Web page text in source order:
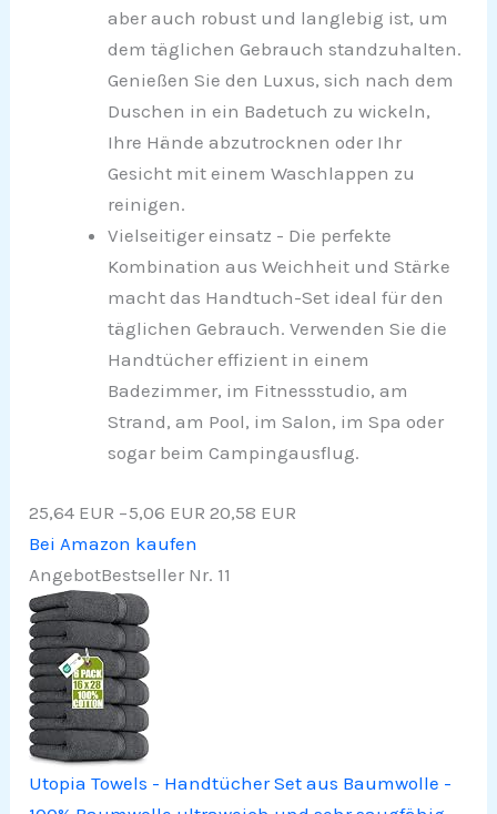
aber auch robust und langlebig ist, um
dem täglichen Gebrauch standzuhalten.
Genießen Sie den Luxus, sich nach dem
Duschen in ein Badetuch zu wickeln,
Ihre Hände abzutrocknen oder Ihr
Gesicht mit einem Waschlappen zu
reinigen.
Vielseitiger einsatz - Die perfekte
Kombination aus Weichheit und Stärke
macht das Handtuch-Set ideal für den
täglichen Gebrauch. Verwenden Sie die
Handtücher effizient in einem
Badezimmer, im Fitnessstudio, am
Strand, am Pool, im Salon, im Spa oder
sogar beim Campingausflug.
25,64 EUR −5,06 EUR 20,58 EUR
Bei Amazon kaufen
AngebotBestseller Nr. 11
Utopia Towels - Handtücher Set aus Baumwolle -